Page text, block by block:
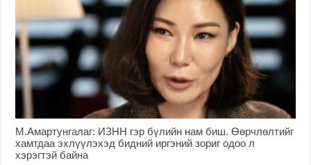
М.Амартунгалаг: ИЗНН гэр бүлийн нам биш. Өөрчлөлтийг
хамтдаа эхлүүлэхэд бидний иргэний зориг одоо л
хэрэгтэй байна